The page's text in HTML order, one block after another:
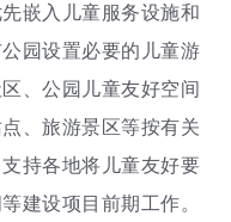
嵌入儿童服务设施和
园设置必要的儿童游
、公园儿童友好空间
、旅游景区等按有关
持各地将儿童友好要
建设项目前期工作。